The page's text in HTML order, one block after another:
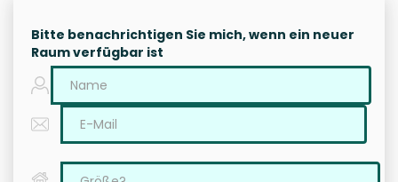
Bitte benachrichtigen Sie mich, wenn ein neuer
Raum verfügbar ist